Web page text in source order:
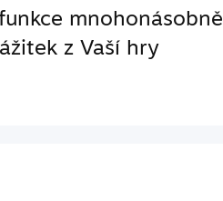
mnohonásobně
z Vaší hry